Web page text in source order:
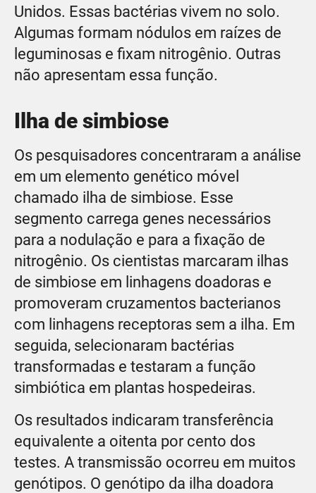
Unidos. Essas bactérias vivem no solo.
Algumas formam nódulos em raízes de
leguminosas e fixam nitrogênio. Outras
não apresentam essa função.
Ilha de simbiose
Os pesquisadores concentraram a análise
em um elemento genético móvel
chamado ilha de simbiose. Esse
segmento carrega genes necessários
para a nodulação e para a fixação de
nitrogênio. Os cientistas marcaram ilhas
de simbiose em linhagens doadoras e
promoveram cruzamentos bacterianos
com linhagens receptoras sem a ilha. Em
seguida, selecionaram bactérias
transformadas e testaram a função
simbiótica em plantas hospedeiras.
Os resultados indicaram transferência
equivalente a oitenta por cento dos
testes. A transmissão ocorreu em muitos
genótipos. O genótipo da ilha doadora